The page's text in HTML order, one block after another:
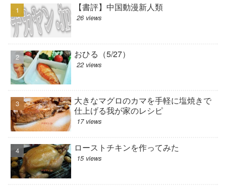
【書評】中国動漫新人類
26 views
おひる（5/27）
22 views
大きなマグロのカマを手軽に塩焼きで
仕上げる我が家のレシピ
17 views
ローストチキンを作ってみた
15 views